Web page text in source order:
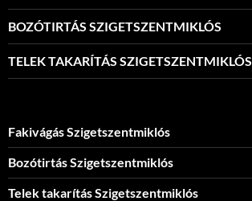
BOZÓTIRTÁS SZIGETSZENTMIKLÓS
TELEK TAKARÍTÁS SZIGETSZENTMIKLÓS
Fakivágás Szigetszentmiklós
Bozótirtás Szigetszentmiklós
Telek takarítás Szigetszentmiklós